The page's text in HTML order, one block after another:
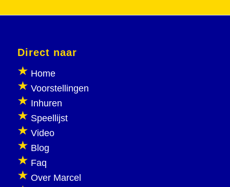
Direct naar
Home
Voorstellingen
Inhuren
Speellijst
Video
Blog
Faq
Over Marcel